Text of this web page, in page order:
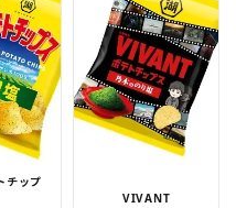
チップ
VIVANT